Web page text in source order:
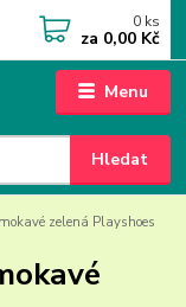
Menu
Hledat
0 ks
za 0,00 Kč
zelená Playshoes